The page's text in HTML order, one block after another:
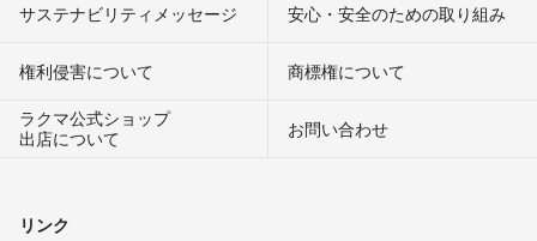
サステナビリティメッセージ 安心・安全のための取り組み
権利侵害について
商標権について
ラクマ公式ショップ
出店について
お問い合わせ
リンク